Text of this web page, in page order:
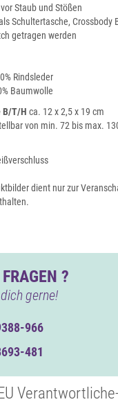
Staub und Stößen
Schultertasche, Crossbody
getragen werden
Rindsleder
Baumwolle
B/T/H ca. 12 x 2,5 x 19 cm
von min. 72 bis max.
dient nur zur
?
gerne!
966
481